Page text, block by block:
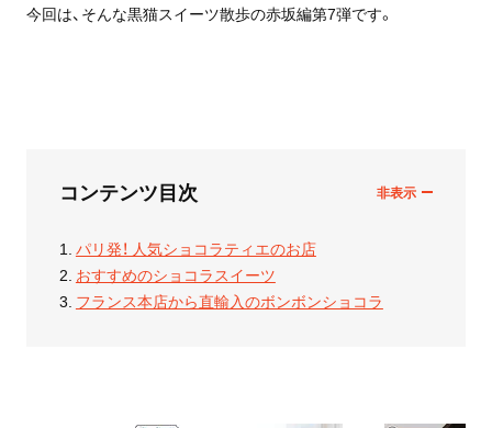
今回は、そんな黒猫スイーツ散歩の赤坂編第7弾です。
コンテンツ目次
パリ発！ 人気ショコラティエのお店
おすすめのショコラスイーツ
フランス本店から直輸入のボンボンショコラ